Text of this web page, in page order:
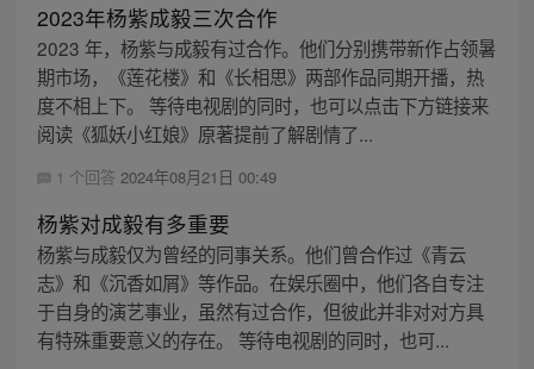
2023年杨紫成毅三次合作
2023 年，杨紫与成毅有过合作。他们分别携带新作占领暑
期市场，《莲花楼》和《长相思》两部作品同期开播，热
度不相上下。 等待电视剧的同时，也可以点击下方链接来
阅读《狐妖小红娘》原著提前了解剧情了...
1 个回答 2024年08月21日 00:49
杨紫对成毅有多重要
杨紫与成毅仅为曾经的同事关系。他们曾合作过《青云
志》和《沉香如屑》等作品。在娱乐圈中，他们各自专注
于自身的演艺事业，虽然有过合作，但彼此并非对对方具
有特殊重要意义的存在。 等待电视剧的同时，也可...